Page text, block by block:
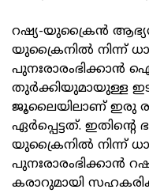
റഷ്യ-യുക്രൈൻ
യുക്രൈനിൽ നിന്ന്
പുനഃരാരംഭിക്കാൻ
തുർക്കിയുമായുള്ള
ജൂലൈയിലാണ് ഇരു
ഏർപ്പെട്ടത്.
യുക്രൈനിൽ നിന്ന്
പുനഃരാരംഭിക്കാൻ
കരാറുമായി